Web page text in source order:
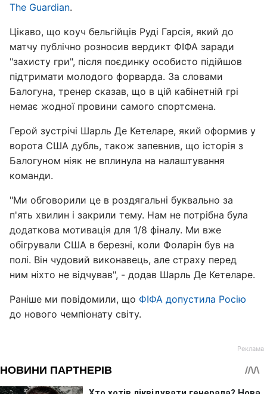
The Guardian.
Цікаво, що коуч бельгійців Руді Гарсія, який до
матчу публічно розносив вердикт ФІФА заради
"захисту гри", після поєдинку особисто підійшов
підтримати молодого форварда. За словами
Балогуна, тренер сказав, що в цій кабінетній грі
немає жодної провини самого спортсмена.
Герой зустрічі Шарль Де Кетеларе, який оформив у
ворота США дубль, також запевнив, що історія з
Балогуном ніяк не вплинула на налаштування
команди.
"Ми обговорили це в роздягальні буквально за
п'ять хвилин і закрили тему. Нам не потрібна була
додаткова мотивація для 1/8 фіналу. Ми вже
обігрували США в березні, коли Фоларін був на
полі. Він чудовий виконавець, але страху перед
ним ніхто не відчував", - додав Шарль Де Кетеларе.
Раніше ми повідомили, що ФІФА допустила Росію
до нового чемпіонату світу.